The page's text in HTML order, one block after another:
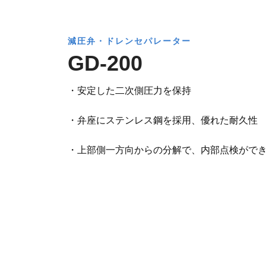
減圧弁・ドレンセパレーター
GD-200
・安定した二次側圧力を保持
・弁座にステンレス鋼を採用、優れた耐久性
・上部側一方向からの分解で、内部点検がで